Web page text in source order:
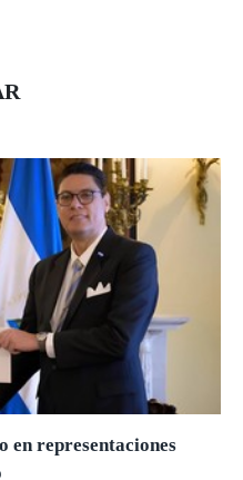
en representaciones